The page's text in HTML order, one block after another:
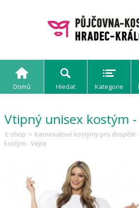
Domů Hledat Kategorie
Vtipný unisex kostým -
E-shop > Karnevalové kostýmy pro dospělé
kostým - Vejce